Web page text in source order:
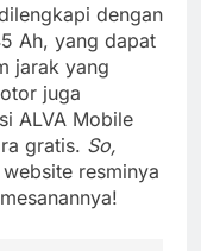
dengan
Ah, yang dapat
jarak yang
juga
ALVA Mobile
gratis. So,
resminya